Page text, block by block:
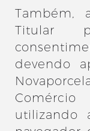
Também,
Titular
devendo
utilizando